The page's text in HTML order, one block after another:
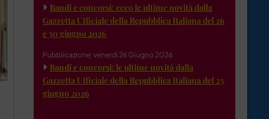
Bandi e concorsi: ecco le ultime novità dalla
Gazzetta Ufficiale della Repubblica Italiana del 26
e 30 giugno 2026
Pubblicazione: venerdì 26 Giugno 2026
Bandi e concorsi: le ultime novità dalla
Gazzetta Ufficiale della Repubblica Italiana del 23
giugno 2026